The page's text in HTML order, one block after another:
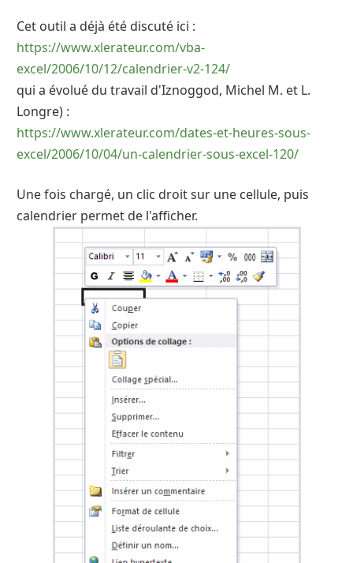
Cet outil a déjà été discuté ici :
https://www.xlerateur.com/vba-
excel/2006/10/12/calendrier-v2-124/
qui a évolué du travail d'Iznoggod, Michel M. et L.
Longre) :
https://www.xlerateur.com/dates-et-heures-sous-
excel/2006/10/04/un-calendrier-sous-excel-120/
Une fois chargé, un clic droit sur une cellule, puis
calendrier permet de l'afficher.